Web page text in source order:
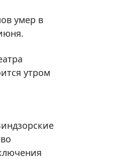
умер в
утром